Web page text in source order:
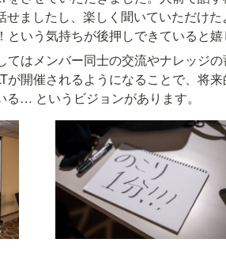
せましたし、楽しく聞いていただけ
いう気持ちが後押しできていると嬉
はメンバー同士の交流やナレッジの
が開催されるようになることで、将
… というビジョンがあります。